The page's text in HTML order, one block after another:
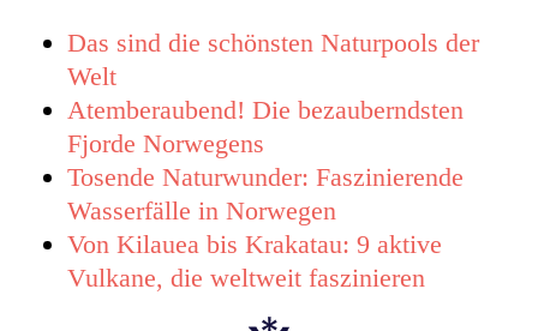
Das sind die schönsten Naturpools der
Welt
Atemberaubend! Die bezauberndsten
Fjorde Norwegens
Tosende Naturwunder: Faszinierende
Wasserfälle in Norwegen
Von Kilauea bis Krakatau: 9 aktive
Vulkane, die weltweit faszinieren